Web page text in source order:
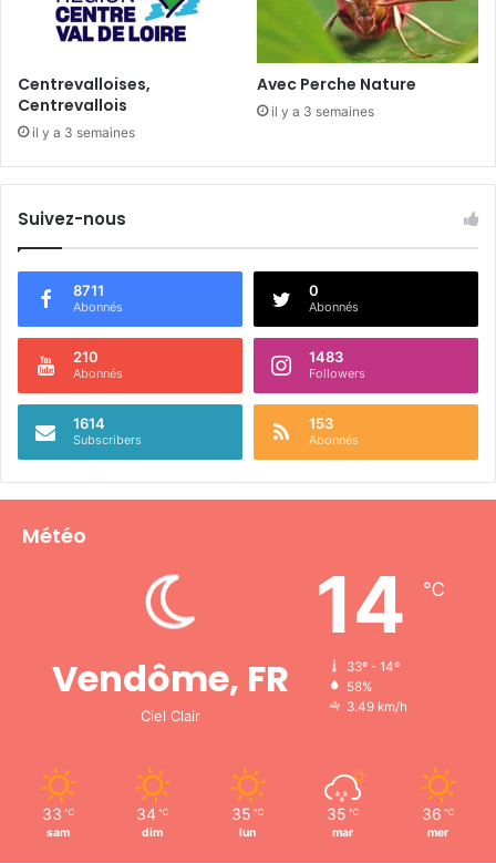
1
Centrevalloises,
Centrevallois
il y a 3 semaines
Avec Perche Nature
il y a 3 semaines
Suivez-nous
8711
Abonnés
0
Abonnés
210
Abonnés
1483
Followers
1614
Subscribers
153
Abonnés
Météo
Vendôme, FR
Ciel Clair
14 ℃
33º - 14º
58%
3.49 km/h
33 ℃
sam
34 ℃
dim
35 ℃
lun
35 ℃
mar
36 ℃
mer